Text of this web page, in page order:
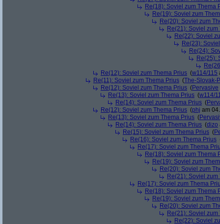
Re(18): Soviel zum Thema
Re(19): Soviel zum
Re(20): Soviel zum
Re(21): Soviel zum
Re(22): Soviel
Re(23):
Re(24):
Re(25):
Re(12): Soviel zum Thema Prius (w114/115
Re(11): Soviel zum Thema Prius (The-Slovak-
Re(12): Soviel zum Thema Prius (Pervasive
Re(13): Soviel zum Thema Prius (w114/
Re(14): Soviel zum Thema Prius (
Re(12): Soviel zum Thema Prius (phj am
Re(13): Soviel zum Thema Prius (
Re(14): Soviel zum Thema Prius (dizo
Re(15): Soviel zum Thema Prius (
Re(16): Soviel zum Thema Prius
Re(17): Soviel zum Thema
Re(18): Soviel zum Thema
Re(19): Soviel zum
Re(20): Soviel zum
Re(21): Soviel zum
Re(17): Soviel zum Thema
Re(18): Soviel zum Thema
Re(19): Soviel zum
Re(20): Soviel zum
Re(21): Soviel zum
Re(22): Soviel